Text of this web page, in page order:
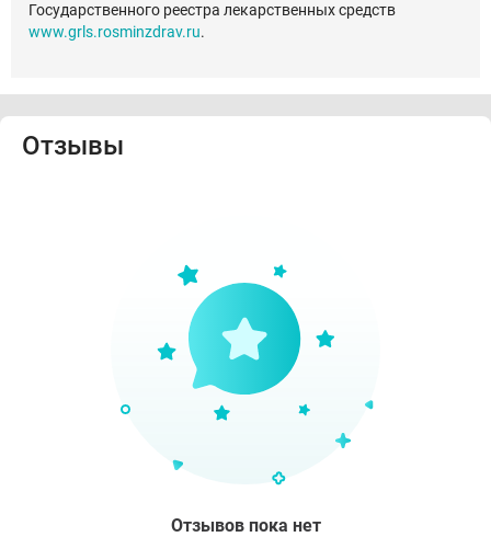
Государственного реестра лекарственных средств
www.grls.rosminzdrav.ru.
Отзывы
Отзывов пока нет